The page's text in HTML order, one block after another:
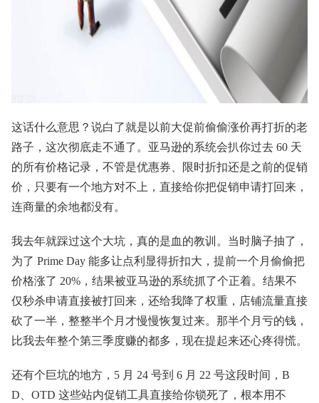
这话什么意思？说白了就是以前大促前偷偷涨价再打折的老
路子，这次彻底走不通了。亚马逊的系统会扒你过去 60 天
的所有价格记录，不管是优惠券、限时折扣还是之前的促销
价，只要有一个地方对不上，直接给你把促销申请打回来，
连商量的余地都没有。
我去年就踩过这个大坑，真的是血的教训。当时脑子抽了，
为了 Prime Day 能多让点利显得折扣大，提前一个月偷偷把
价格涨了 20%，结果被亚马逊的系统抓了个正着。结果不
仅秒杀申请直接被打回来，还给我降了权重，店铺流量直接
砍了一半，整整半个月才慢慢恢复过来。那半个月亏的钱，
比我去年整个第三季度赚的都多，现在提起来还心疼得慌。
还有个巨坑的地方，5 月 24 号到 6 月 22 号这段时间，B
D、OTD 这些站内促销工具直接给你锁死了，根本用不